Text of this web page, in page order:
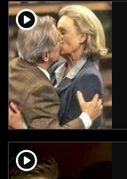
player2
player2